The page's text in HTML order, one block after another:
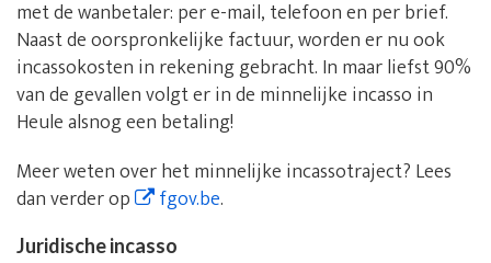
met de wanbetaler: per e-mail, telefoon en per brief.
Naast de oorspronkelijke factuur, worden er nu ook
incassokosten in rekening gebracht. In maar liefst 90%
van de gevallen volgt er in de minnelijke incasso in
Heule alsnog een betaling!
Meer weten over het minnelijke incassotraject? Lees
dan verder op
fgov.be.
Juridische incasso